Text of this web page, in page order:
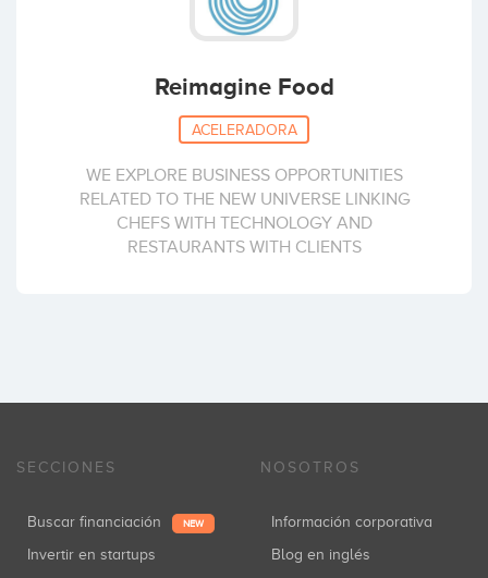
Reimagine Food
ACELERADORA
WE EXPLORE BUSINESS OPPORTUNITIES
RELATED TO THE NEW UNIVERSE LINKING
CHEFS WITH TECHNOLOGY AND
RESTAURANTS WITH CLIENTS
SECCIONES
Buscar financiación NEW
Invertir en startups
NOSOTROS
Información corporativa
Blog en inglés